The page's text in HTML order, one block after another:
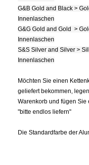
G&B Gold and Black >
Innenlaschen
G&G Gold and Gold >
Innenlaschen
S&S Silver and Silver >
Innenlaschen
Möchten Sie einen
geliefert bekommen,
Warenkorb und fügen Sie
"bitte endlos liefern"
Die Standardfarbe der